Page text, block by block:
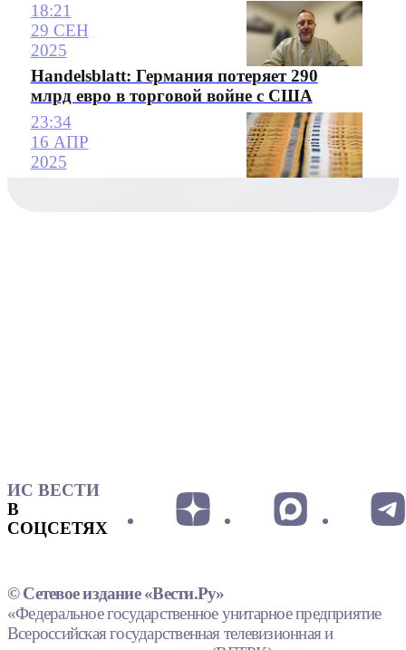
18:21
29 СЕН
2025
Handelsblatt: Германия потеряет 290
млрд евро в торговой войне с США
23:34
16 АПР
2025
ИС ВЕСТИ
В
СОЦСЕТЯХ
© Сетевое издание «Вести.Ру»
«Федеральное государственное унитарное предприятие
Всероссийская государственная телевизионная и